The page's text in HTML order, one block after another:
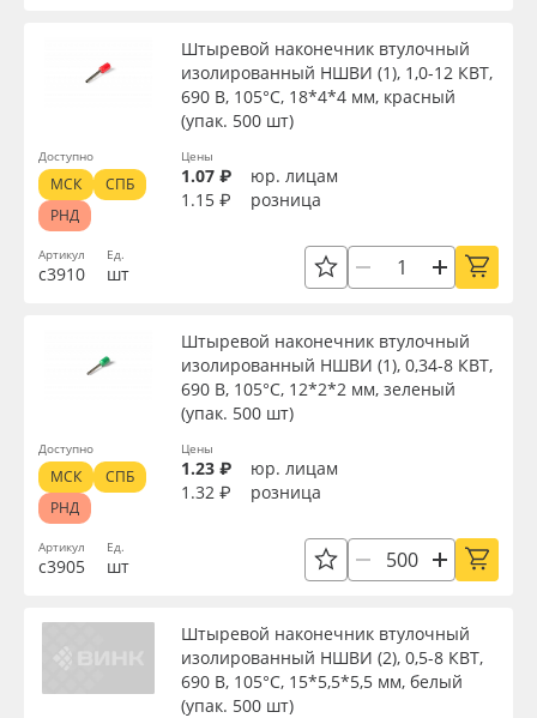
Артикул
с3910
Штыревой наконечник втулочный
изолированный НШВИ (1), 1,0-12 КВТ,
690 В, 105°С, 18*4*4 мм, красный
(упак. 500 шт)
Ед.
шт
Цены
1.07 ₽
юр. лицам
1.15 ₽
розница
Доступно
МСК
СПБ
РНД
Артикул
с3905
Штыревой наконечник втулочный
изолированный НШВИ (1), 0,34-8 КВТ,
690 В, 105°С, 12*2*2 мм, зеленый
(упак. 500 шт)
Ед.
шт
Цены
1.23 ₽
юр. лицам
1.32 ₽
розница
Доступно
МСК
СПБ
РНД
Штыревой наконечник втулочный
изолированный НШВИ (2), 0,5-8 КВТ,
690 В, 105°С, 15*5,5*5,5 мм, белый
(упак. 500 шт)